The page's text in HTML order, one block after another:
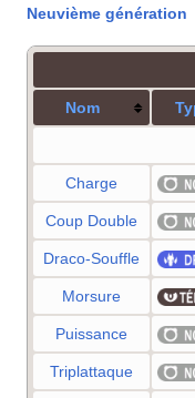
Neuvième génération
Nom
Charge
Coup Double
Draco-Souffle
Morsure
Puissance
Triplattaque